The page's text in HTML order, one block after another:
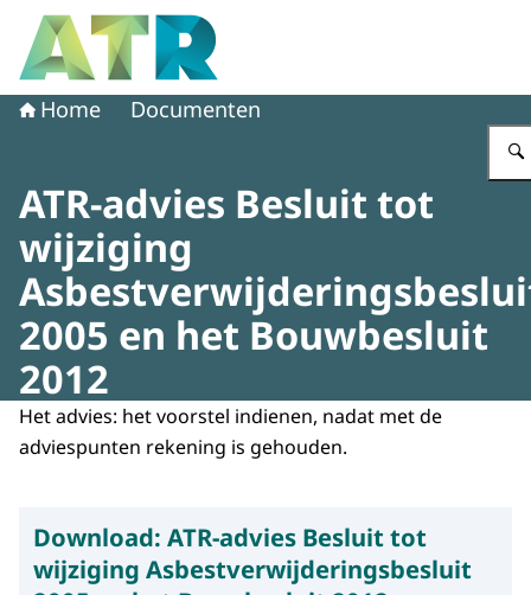
Naar de homepage van Adviescollege toetsing regeldruk
Home Documenten
ATR-advies Besluit tot
wijziging
2005 en het Bouwbesluit
2012
Het advies: het voorstel indienen, nadat met de
adviespunten rekening is gehouden.
Download: ATR-advies Besluit tot
wijziging Asbestverwijderingsbesluit